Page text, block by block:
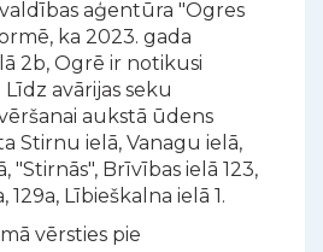
aģentūra "Ogres
ka 2023. gada
2b, Ogrē ir notikusi
avārijas seku
aukstā ūdens
Stirnu ielā, Vanagu ielā,
"Stirnās", Brīvības ielā 123,
129a, Lībieškalna ielā 1.
vērsties pie